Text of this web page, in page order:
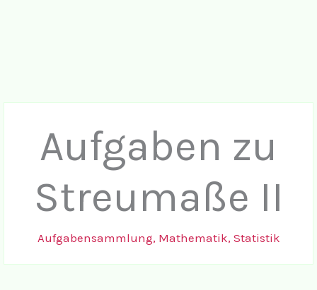
Aufgaben zu
Streumaße II
Aufgabensammlung, Mathematik, Statistik